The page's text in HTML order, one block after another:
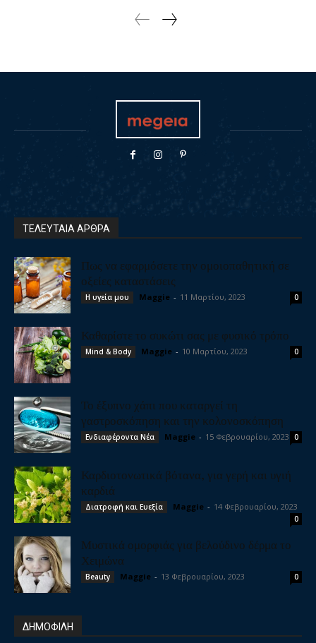
ΤΕΛΕΥΤΑΙΑ ΑΡΘΡΑ
Πως να εφαρμόσετε την ομοιοπαθητική σε
οξείες καταστάσεις
Η υγεία μου Maggie - 11 Μαρτίου, 2023 0
Καθαρίστε το συκώτι σας με φυσικό τρόπο
Mind & Body Maggie - 10 Μαρτίου, 2023 0
Το έξυπνο χάπι που καταργεί τη
γαστροσκόπηση και την κολονοσκόπηση
Ενδιαφέροντα Νέα Maggie - 15 Φεβρουαρίου, 2023 0
Καρδιοτονωτικά βότανα, για γερή και υγιή
καρδιά
Διατροφή και Ευεξία Maggie - 14 Φεβρουαρίου, 2023
0
Μυστικά ομορφιάς για βελούδινο δέρμα το
Χειμώνα
Beauty Maggie - 13 Φεβρουαρίου, 2023 0
ΔΗΜΟΦΙΛΗ